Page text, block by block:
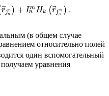
r⃗je
n ) + I m
n Hk (r⃗jm
n
) .
(в общем случае
относительно полей
один вспомогательный
уравнения